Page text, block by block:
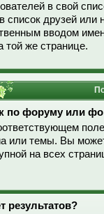
в свой
список друзей или
вводом
той же странице.
по форуму или
или темы. Вы
на всех
результатов?